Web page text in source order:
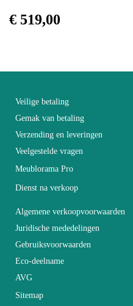
Stapelbaar
Vaste
Garantie
Hoogte
Breedte
€ 519,00
Veilige betaling
Gemak van betaling
Verzending en leveringen
Veelgestelde vragen
Meublorama Pro
Dienst na verkoop
Algemene verkoopvoorwaarden
Juridische mededelingen
Gebruiksvoorwaarden
Eco-deelname
AVG
Sitemap